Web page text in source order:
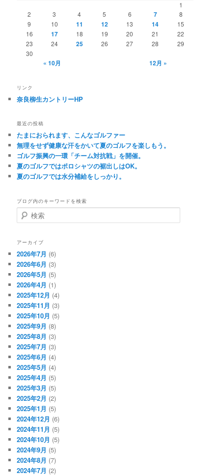
1
2
3 4 5 6 7
8
9
10 11 12 13 14
15
16
17 18 19 20 21
22
23
24 25 26 27 28
29
30
« 10月 12月 »
リンク
奈良柳生カントリーHP
最近の投稿
たまにおられます、こんなゴルファー
無理をせず健康な汗をかいて夏のゴルフを楽しもう。
ゴルフ振興の一環「チーム対抗戦」を開催。
夏のゴルフではポロシャツの裾出しはOK。
夏のゴルフでは水分補給をしっかり。
ブログ内のキーワードを検索
検
索
アーカイブ
2026年7月 (6)
2026年6月 (3)
2026年5月 (5)
2026年4月 (1)
2025年12月 (4)
2025年11月 (3)
2025年10月 (5)
2025年9月 (8)
2025年8月 (3)
2025年7月 (3)
2025年6月 (4)
2025年5月 (4)
2025年4月 (5)
2025年3月 (5)
2025年2月 (2)
2025年1月 (5)
2024年12月 (6)
2024年11月 (5)
2024年10月 (5)
2024年9月 (5)
2024年8月 (7)
2024年7月 (2)